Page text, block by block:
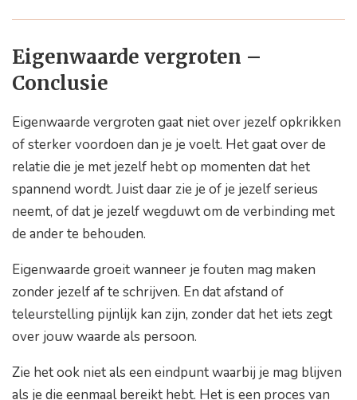
Eigenwaarde vergroten –
Conclusie
Eigenwaarde vergroten gaat niet over jezelf opkrikken
of sterker voordoen dan je je voelt. Het gaat over de
relatie die je met jezelf hebt op momenten dat het
spannend wordt. Juist daar zie je of je jezelf serieus
neemt, of dat je jezelf wegduwt om de verbinding met
de ander te behouden.
Eigenwaarde groeit wanneer je fouten mag maken
zonder jezelf af te schrijven. En dat afstand of
teleurstelling pijnlijk kan zijn, zonder dat het iets zegt
over jouw waarde als persoon.
Zie het ook niet als een eindpunt waarbij je mag blijven
als je die eenmaal bereikt hebt. Het is een proces van